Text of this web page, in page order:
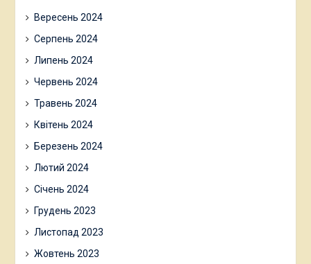
Вересень 2024
Серпень 2024
Липень 2024
Червень 2024
Травень 2024
Квітень 2024
Березень 2024
Лютий 2024
Січень 2024
Грудень 2023
Листопад 2023
Жовтень 2023